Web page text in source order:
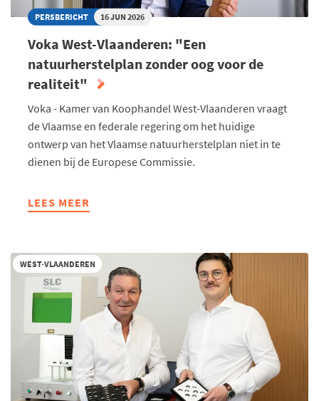
PERSBERICHT 16 JUN 2026
Voka West-Vlaanderen: "Een
natuurherstelplan zonder oog voor de
realiteit"
Voka - Kamer van Koophandel West-Vlaanderen vraagt
de Vlaamse en federale regering om het huidige
ontwerp van het Vlaamse natuurherstelplan niet in te
dienen bij de Europese Commissie.
LEES MEER
ABOUT
VLAANDEREN:
"EEN
NATUURHERSTELPLAN
ZONDER
OOG
VOOR
REALITEIT"
WEST-VLAANDEREN